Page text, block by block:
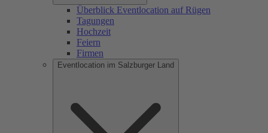
Überblick Eventlocation auf Rügen
Tagungen
Hochzeit
Feiern
Firmen
Eventlocation im Salzburger Land